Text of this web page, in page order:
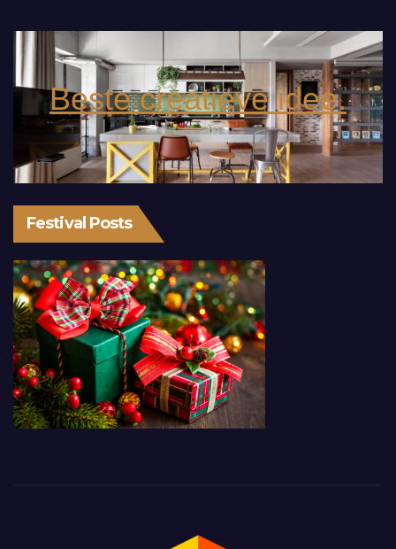
Beste creatieve idee.
Festival Posts